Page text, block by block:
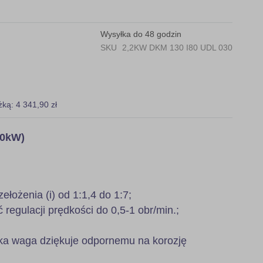
Wysyłka do 48 godzin
SKU
2,2KW DKM 130 I80 UDL 030
4 341,90 zł
(i) od 1:1,4 do 1:7;
regulacji prędkości do 0,5-1 obr/min.;
waga dziękuje odpornemu na korozję